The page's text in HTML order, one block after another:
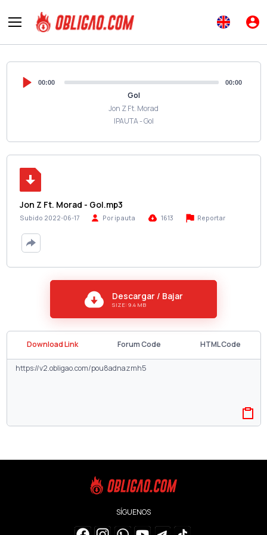
00:00 00:00
Gol
Jon Z Ft. Morad
IPAUTA - Gol
Jon Z Ft. Morad - Gol.mp3
Subido 2022-06-17 Por ipauta 1613 Reportar
Descargar / Bajar
SIZE: 9.4 MB
Download Link Forum Code HTML Code
SÍGUENOS